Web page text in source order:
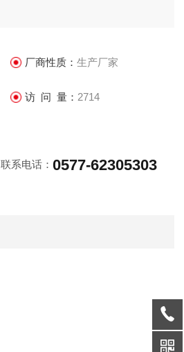
厂商性质： 生产厂家
访 问 量： 2714
联系电话：0577-62305303